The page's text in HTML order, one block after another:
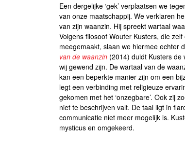
Een dergelijke ‘gek’ verplaatsen we
van onze maatschappij. We verklaren
van zijn waanzin. Hij spreekt wartaal
Volgens filosoof Wouter Kusters, die
meegemaakt, slaan we hiermee echter
van de waanzin (2014) duidt Kusters
wij gewend zijn. De wartaal van de
kan een beperkte manier zijn om een
legt een verbinding met religieuze
gekomen met het ‘onzegbare’. Ook zij
niet te beschrijven valt. De taal ligt in
communicatie niet meer mogelijk is.
mysticus en omgekeerd.